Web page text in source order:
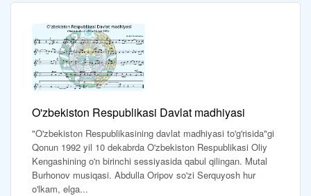
O'zbekiston Respublikasi Davlat madhiyasi
"O'zbekiston Respublikasining davlat madhiyasi to'g'risida"gi
Qonun 1992 yil 10 dekabrda O'zbekiston Respublikasi Oliy
Kengashining o'n birinchi sessiyasida qabul qilingan. Mutal
Burhonov musiqasi. Abdulla Oripov so'zi Serquyosh hur
o'lkam, elga...